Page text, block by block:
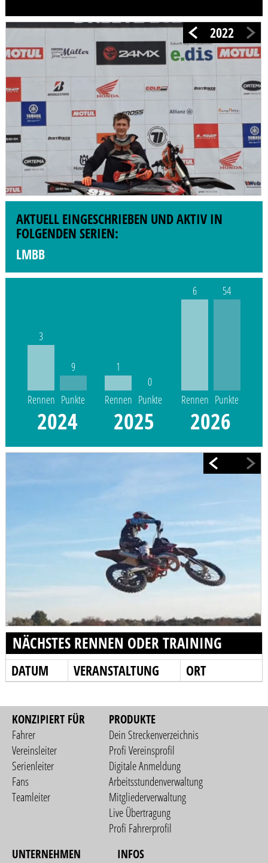
2022
AKTUELL EINGESCHRIEBEN UND AKTIV IN
FOLGENDEN SERIEN:
LMBB
3
Rennen
9
Punkte
2024
1
Rennen
0
Punkte
2025
6
Rennen
54
Punkte
2026
NÄCHSTES RENNEN ODER TRAINING
DATUM VERANSTALTUNG ORT
KONZIPIERT FÜR
Fahrer
Vereinsleiter
Serienleiter
Fans
Teamleiter
PRODUKTE
Dein Streckenverzeichnis
Profi Vereinsprofil
Digitale Anmeldung
Arbeitsstundenverwaltung
Mitgliederverwaltung
Live Übertragung
Profi Fahrerprofil
UNTERNEHMEN
INFOS